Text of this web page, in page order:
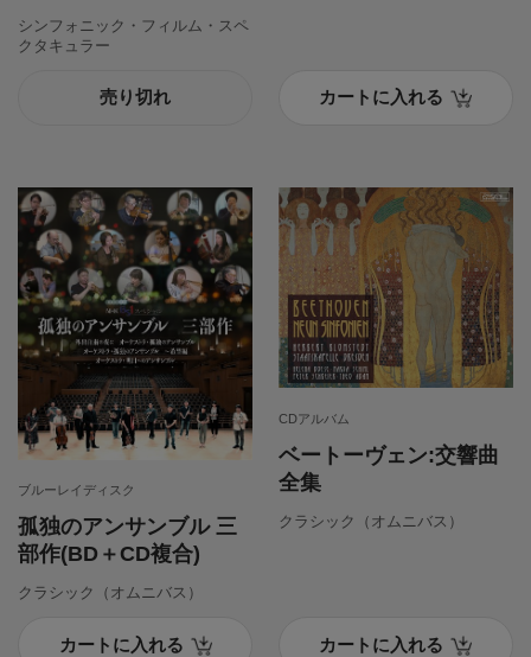
シンフォニック・フィルム・スペ
クタキュラー
売り切れ カートに入れる
ブルーレイディスク
孤独のアンサンブル 三
部作(BD＋CD複合)
クラシック（オムニバス）
カートに入れる
CDアルバム
ベートーヴェン:交響曲
全集
クラシック（オムニバス）
カートに入れる